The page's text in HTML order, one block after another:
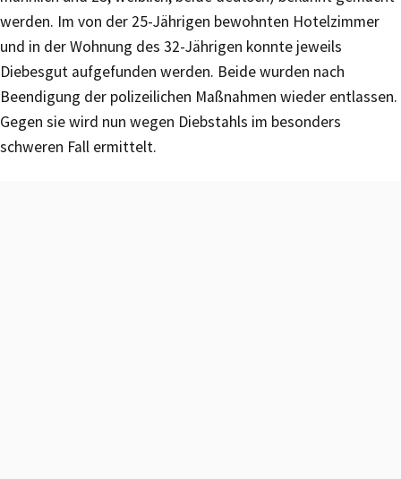
werden. Im von der 25-Jährigen bewohnten Hotelzimmer
und in der Wohnung des 32-Jährigen konnte jeweils
Diebesgut aufgefunden werden. Beide wurden nach
Beendigung der polizeilichen Maßnahmen wieder entlassen.
Gegen sie wird nun wegen Diebstahls im besonders
schweren Fall ermittelt.